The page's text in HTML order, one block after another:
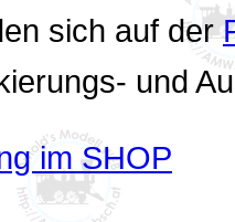
sich auf der
und
im SHOP